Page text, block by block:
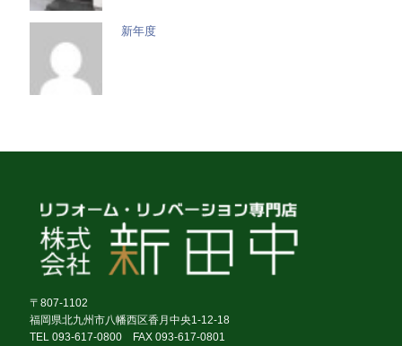
新年度
〒807-1102
福岡県北九州市八幡西区香月中央1-12-18
TEL 093-617-0800 FAX 093-617-0801